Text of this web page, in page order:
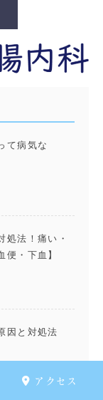
アクセス
て病気な
処法！痛い・
便・下血】
因と対処法